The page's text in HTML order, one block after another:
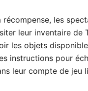
récompense, les
leur inventaire de
les objets
instructions pour
leur compte de jeu